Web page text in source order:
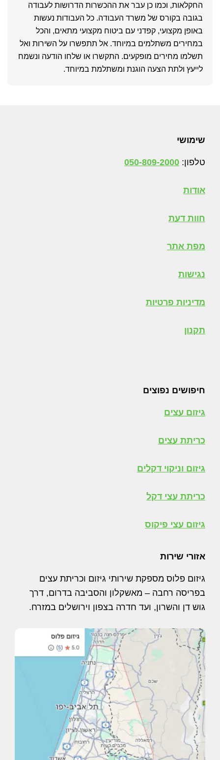
החקלאות, וכמו כן עבר את ההכשרות הדרושות לעבודה
בגובה בקורס של משרד העבודה. כל העבודות נעשות
באופן מקצועי, קפדני עם ביטוח מקצועי מתאים, והכל
במחירים משתלמים במיוחד. אל תתפשרו על השירות ואל
תשלמו מחירים מופקעים. התקשרו או שלחו הודעה ונשמח
לייעץ ולתת הצעה הוגנת ומשתלמת במיוחד.
Footer
שימושי
טלפון: 050-809-2000
אודות
חוות דעת
מפת אתר
נגישות
מדיניות פרטיות
תקנון
חיפושים נפוצים
גיזום עצים
כריתת עצים
גיזום וניקוי דקלים
כריתת עצי דקל
גיזום עצי פיקוס
אזורי שירות
גיזום פלוס מספקת שירותי גיזום וכריתת עצים
בפריסה רחבה – מאשקלון והסביבה בדרום, דרך
גוש דן והשרון, ועד חדרה בצפון וירושלים במזרח.